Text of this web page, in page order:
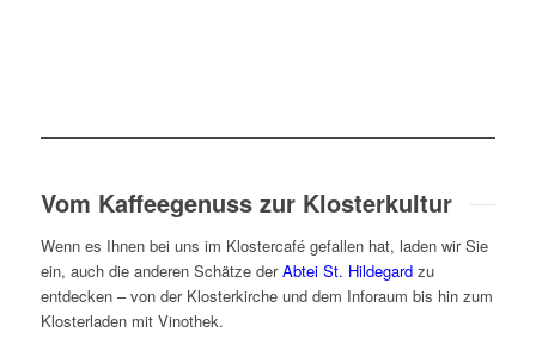
Vom Kaffeegenuss zur Klosterkultur
Wenn es Ihnen bei uns im Klostercafé gefallen hat, laden wir Sie
ein, auch die anderen Schätze derAbtei St. Hildegardzu
entdecken – von der Klosterkirche und dem Inforaum bis hin zum
Klosterladen mit Vinothek.